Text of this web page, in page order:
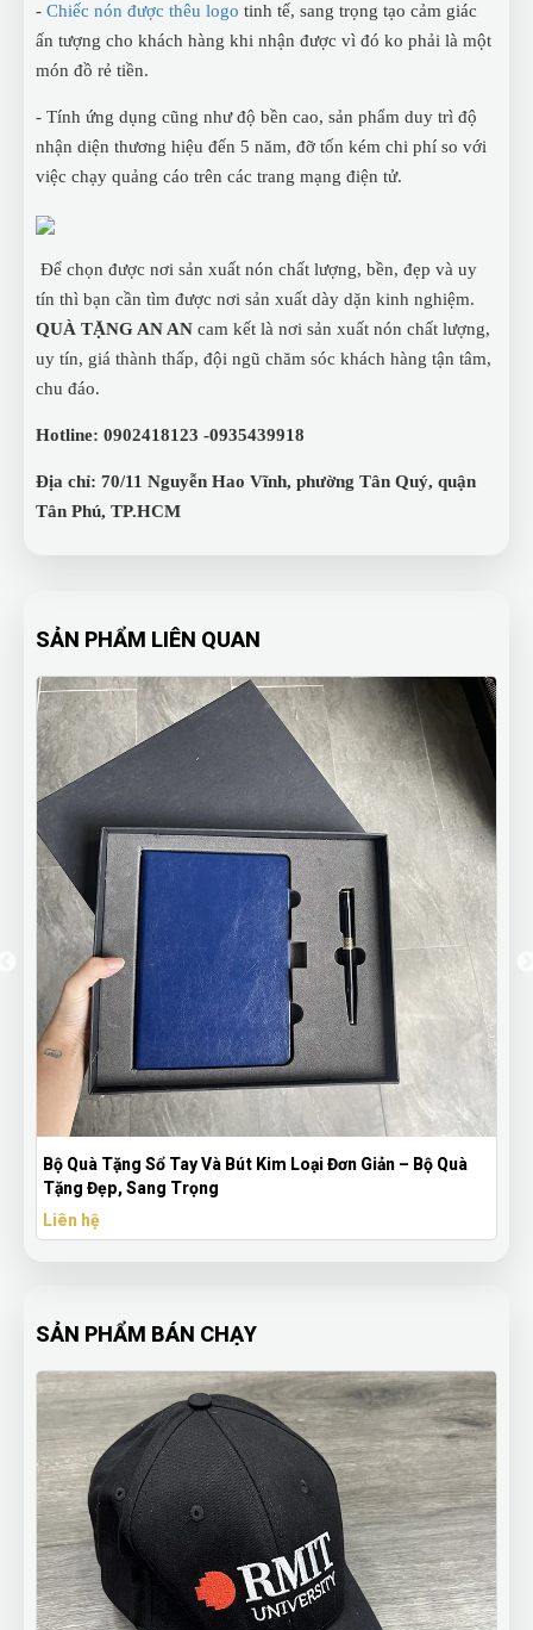
- Chiếc nón được thêu logo tinh tế, sang trọng tạo cảm giác
ấn tượng cho khách hàng khi nhận được vì đó ko phải là một
món đồ rẻ tiền.
- Tính ứng dụng cũng như độ bền cao, sản phẩm duy trì độ
nhận diện thương hiệu đến 5 năm, đỡ tốn kém chi phí so với
việc chạy quảng cáo trên các trang mạng điện tử.
Để chọn được nơi sản xuất nón chất lượng, bền, đẹp và uy
tín thì bạn cần tìm được nơi sản xuất dày dặn kinh nghiệm.
QUÀ TẶNG AN AN cam kết là nơi sản xuất nón chất lượng,
uy tín, giá thành thấp, đội ngũ chăm sóc khách hàng tận tâm,
chu đáo.
Hotline: 0902418123 -0935439918
Địa chỉ: 70/11 Nguyễn Hao Vĩnh, phường Tân Quý, quận
Tân Phú, TP.HCM
SẢN PHẨM LIÊN QUAN
– Bộ Quà
Bình Nước Thủy Tinh PHYNY In Logo – Bình Nước
Có Lõi Lọc Trà Cao Cấp
SẢN PHẨM BÁN CHẠY